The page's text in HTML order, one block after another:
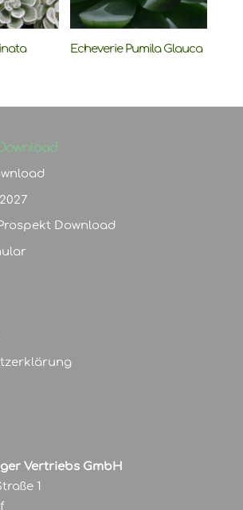
Echeverie Pumila Glauca
Download
Vertriebs GmbH
1